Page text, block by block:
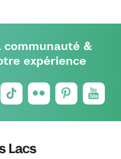
communauté &
expérience